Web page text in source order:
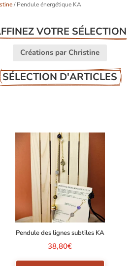
/ Pendule énergétique KA
VOTRE SÉLECTION
Créations par Christine
SÉLECTION D'ARTICLES
Pendule des lignes subtiles KA
38,80€